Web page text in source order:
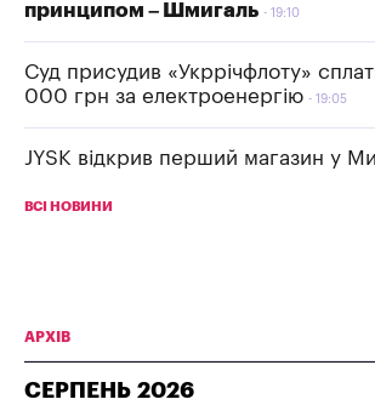
принципом – Шмигаль
19:10
Суд присудив «Укррічфлоту»
000 грн за електроенергію
19:05
JYSK відкрив перший магазин у
ВСІ НОВИНИ
АРХІВ
СЕРПЕНЬ 2026